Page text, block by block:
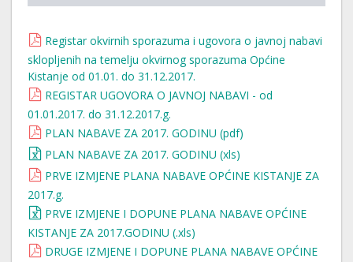
Registar okvirnih sporazuma i ugovora o javnoj nabavi
sklopljenih na temelju okvirnog sporazuma Općine
Kistanje od 01.01. do 31.12.2017.
REGISTAR UGOVORA O JAVNOJ NABAVI - od
01.01.2017. do 31.12.2017.g.
PLAN NABAVE ZA 2017. GODINU (pdf)
PLAN NABAVE ZA 2017. GODINU (xls)
PRVE IZMJENE PLANA NABAVE OPĆINE KISTANJE ZA
2017.g.
PRVE IZMJENE I DOPUNE PLANA NABAVE OPĆINE
KISTANJE ZA 2017.GODINU (.xls)
DRUGE IZMJENE I DOPUNE PLANA NABAVE OPĆINE